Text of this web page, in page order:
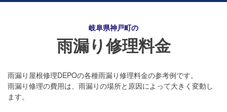
岐阜県神戸町の
雨漏り修理料金
雨漏り屋根修理DEPOの各種雨漏り修理料金の参考例です。
雨漏り修理の費用は、雨漏りの場所と原因によって大きく変動し
ます。